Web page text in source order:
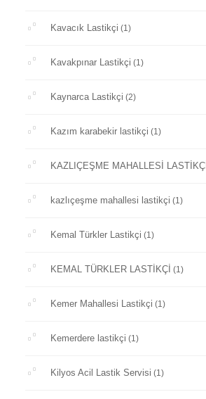
Kavacık Lastikçi (1)
Kavakpınar Lastikçi (1)
Kaynarca Lastikçi (2)
Kazım karabekir lastikçi (1)
KAZLIÇEŞME MAHALLESİ LASTİKÇİ
kazlıçeşme mahallesi lastikçi (1)
Kemal Türkler Lastikçi (1)
KEMAL TÜRKLER LASTİKÇİ (1)
Kemer Mahallesi Lastikçi (1)
Kemerdere lastikçi (1)
Kilyos Acil Lastik Servisi (1)